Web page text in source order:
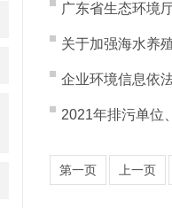
广东省生态环境
关于加强海水养
企业环境信息依
2021年排污单位
第一页 上一页